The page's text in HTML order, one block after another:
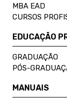
MBA EAD
CURSOS
EDUCAÇÃO
GRADUAÇÃO
PÓS-
MANUAIS